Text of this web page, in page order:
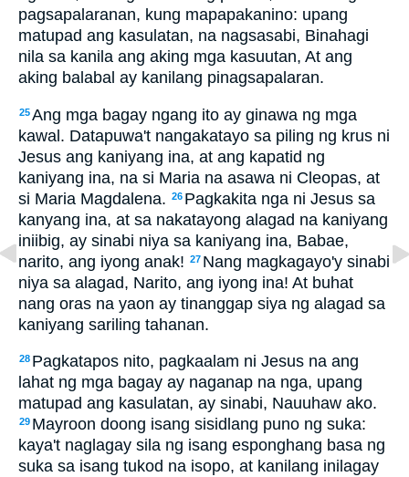
pagsapalaranan, kung mapapakanino: upang
matupad ang kasulatan, na nagsasabi, Binahagi
nila sa kanila ang aking mga kasuutan, At ang
aking balabal ay kanilang pinagsapalaran.
25Ang mga bagay ngang ito ay ginawa ng mga
kawal. Datapuwa't nangakatayo sa piling ng krus ni
Jesus ang kaniyang ina, at ang kapatid ng
kaniyang ina, na si Maria na asawa ni Cleopas, at
si Maria Magdalena. 26 Pagkakita nga ni Jesus sa
kanyang ina, at sa nakatayong alagad na kaniyang
iniibig, ay sinabi niya sa kaniyang ina, Babae,
narito, ang iyong anak! 27 Nang magkagayo'y sinabi
niya sa alagad, Narito, ang iyong ina! At buhat
nang oras na yaon ay tinanggap siya ng alagad sa
kaniyang sariling tahanan.
28 Pagkatapos nito, pagkaalam ni Jesus na ang
lahat ng mga bagay ay naganap na nga, upang
matupad ang kasulatan, ay sinabi, Nauuhaw ako.
29 Mayroon doong isang sisidlang puno ng suka:
kaya't naglagay sila ng isang esponghang basa ng
suka sa isang tukod na isopo, at kanilang inilagay